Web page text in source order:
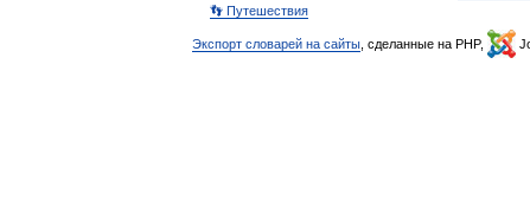
👣 Путешествия
Экспорт словарей на сайты , сделанные на PHP,